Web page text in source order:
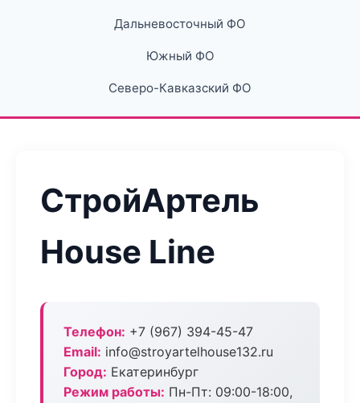
Дальневосточный ФО
Южный ФО
Северо-Кавказский ФО
СтройАртель
House Line
Телефон: +7 (967) 394-45-47
Email: info@stroyartelhouse132.ru
Город: Екатеринбург
Режим работы: Пн-Пт: 09:00-18:00,